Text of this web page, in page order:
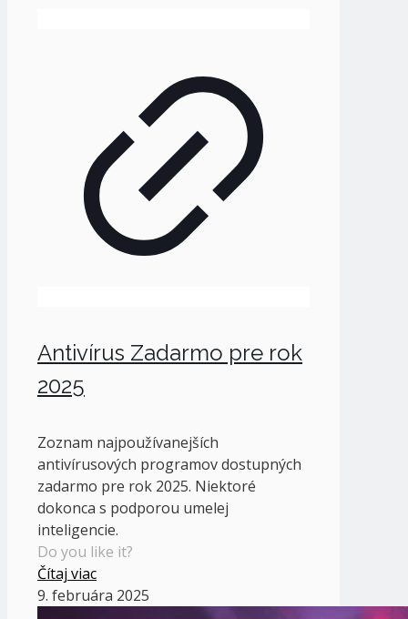
Antivírus Zadarmo pre rok
2025
Zoznam najpoužívanejších
antivírusových programov dostupných
zadarmo pre rok 2025. Niektoré
dokonca s podporou umelej
inteligencie.
Do you like it?
Čítaj viac
9. februára 2025